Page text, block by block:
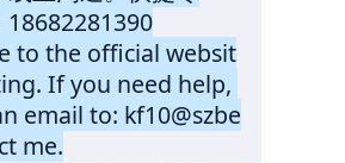
to the official websit
If you need help,
email to: kf10@szbe
me.